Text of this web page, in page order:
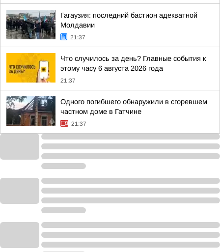
Гагаузия: последний бастион адекватной
Молдавии
21:37
Что случилось за день? Главные события к
этому часу 6 августа 2026 года
21:37
Одного погибшего обнаружили в сгоревшем
частном доме в Гатчине
21:37